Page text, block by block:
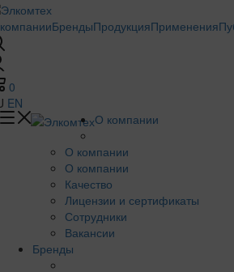
БрендыПродукцияПрименения
0
EN
О компании
О компании
О компании
Качество
Лицензии и сертификаты
Сотрудники
Вакансии
Бренды